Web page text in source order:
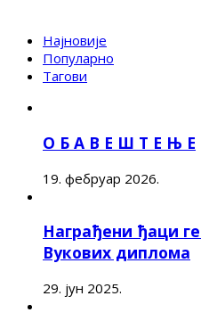
Најновије
Популарно
Тагови
О Б А В Е Ш Т Е Њ Е
19. фебруар 2026.
Награђени ђаци
Вукових диплома
29. јун 2025.